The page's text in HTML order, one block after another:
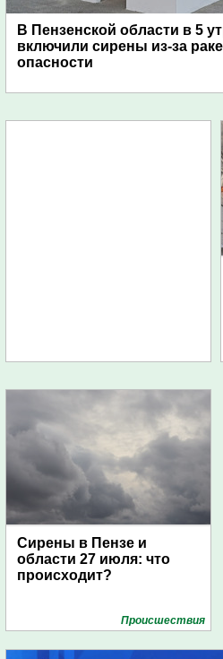
В Пензенской области в 5
включили сирены из-за
опасности
Сирены в Пензе и
области 27 июля: что
происходит?
Проиcшествия